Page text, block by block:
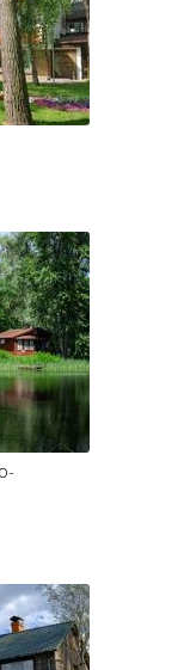
про вартість
складові гарного